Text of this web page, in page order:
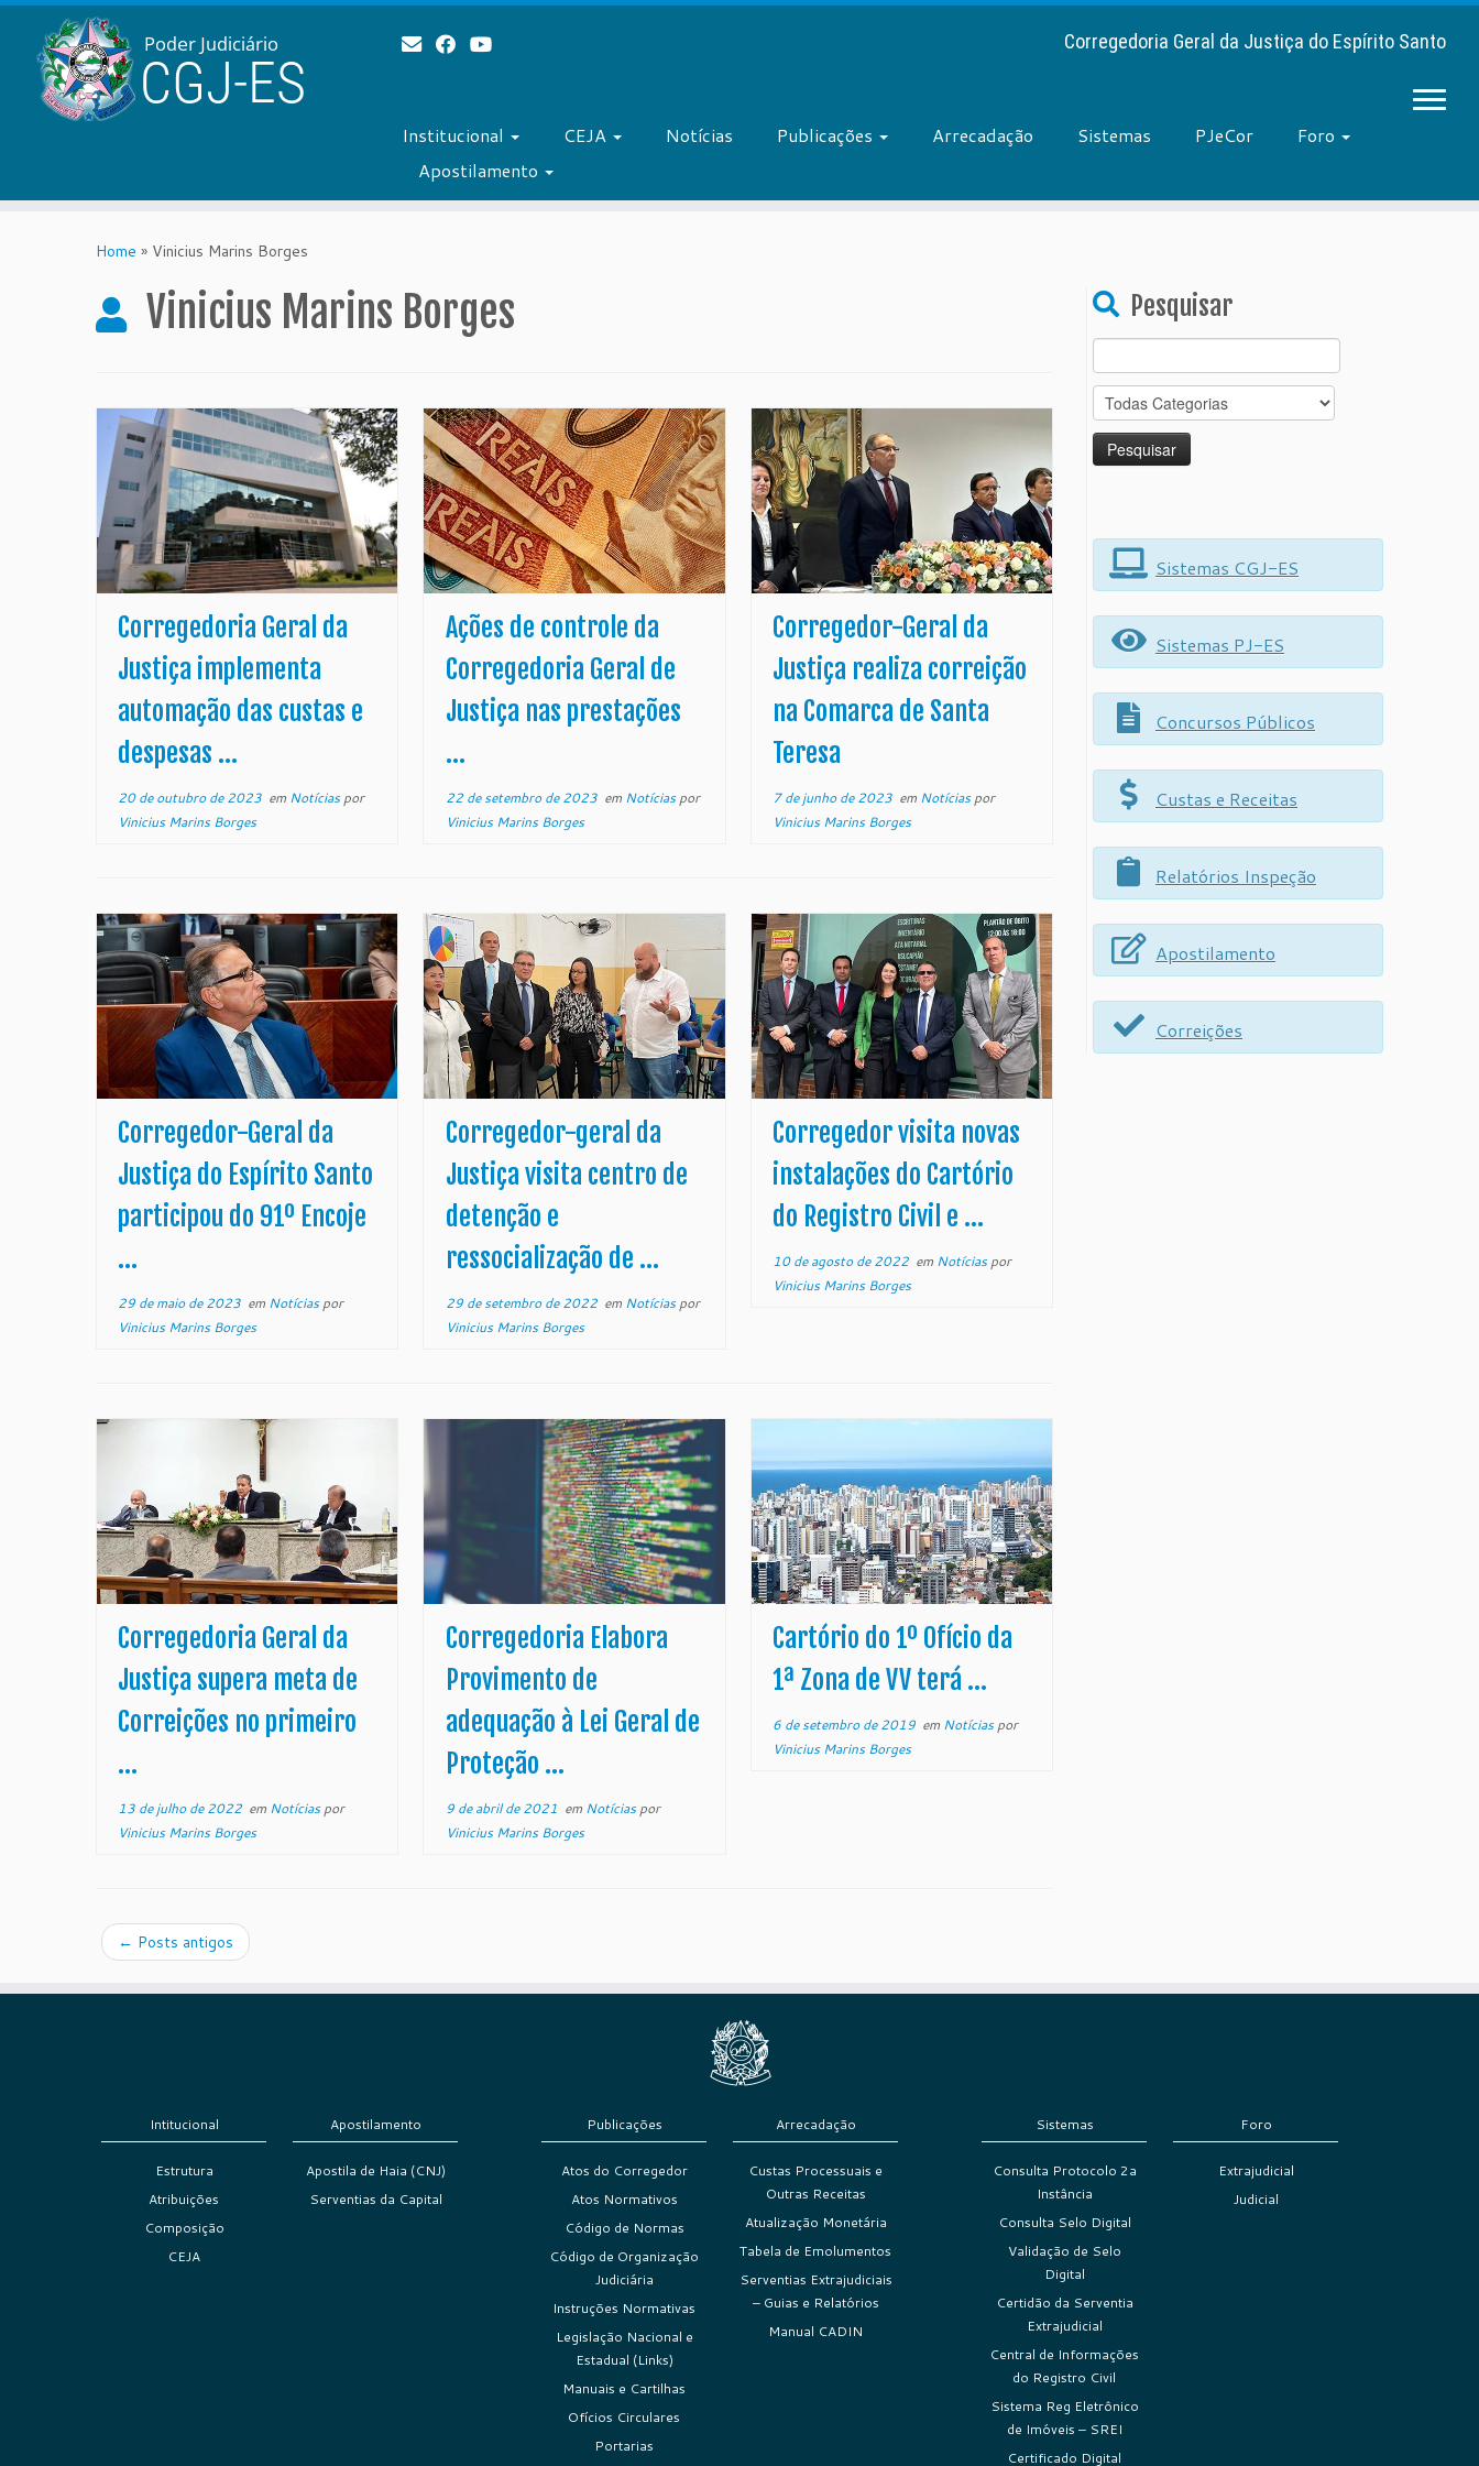
Corregedoria Geral da Justiça do Espírito Santo
Institucional CEJA Notícias Publicações Arrecadação Sistemas PJeCor
Foro
Apostilamento
Home » Vinicius Marins Borges
Vinicius Marins Borges
Corregedoria Geral da
Justiça implementa
automação das custas e
despesas ...
20 de outubro de 2023 em Notíciaspor
Vinicius Marins Borges
Ações de controle da
Corregedoria Geral de
Justiça nas prestações
...
22 de setembro de 2023em Notíciaspor
Vinicius Marins Borges
Corregedor-Geral da
Justiça realiza correição
na Comarca de Santa
Teresa
7 de junho de 2023em Notíciaspor
Vinicius Marins Borges
Corregedor-Geral da
Justiça do Espírito Santo
participou do 91º Encoje
...
29 de maio de 2023 em Notíciaspor
Vinicius Marins Borges
Corregedor-geral da
Justiça visita centro de
detenção e
ressocialização de ...
29 de setembro de 2022em Notíciaspor
Vinicius Marins Borges
Corregedor visita novas
instalações do Cartório
do Registro Civil e ...
10 de agosto de 2022em Notíciaspor
Vinicius Marins Borges
Corregedoria Geral da
Justiça supera meta de
Correições no primeiro
...
13 de julho de 2022 em Notíciaspor
Vinicius Marins Borges
Corregedoria Elabora
Provimento de
adequação à Lei Geral de
Proteção ...
9 de abril de 2021 em Notíciaspor
Vinicius Marins Borges
Cartório do 1º Ofício da
1ª Zona de VV terá ...
6 de setembro de 2019em Notíciaspor
Vinicius Marins Borges
← Posts antigos
Pesquisar
for:
Sistemas CGJ-ES
Sistemas PJ-ES
Concursos Públicos
Custas e Receitas
Relatórios Inspeção
Apostilamento
Correições
Intitucional
Estrutura
Atribuições
Composição
CEJA
Apostilamento
Apostila de Haia (CNJ)
Serventias da Capital
Publicações
Atos do Corregedor
Atos Normativos
Código de Normas
Código de Organização
Judiciária
Instruções Normativas
Legislação Nacional e
Estadual (Links)
Manuais e Cartilhas
Ofícios Circulares
Portarias
Arrecadação
Custas Processuais e
Outras Receitas
Atualização Monetária
Tabela de Emolumentos
Serventias Extrajudiciais
– Guias e Relatórios
Manual CADIN
Sistemas
Consulta Protocolo 2a
Instância
Consulta Selo Digital
Validação de Selo
Digital
Certidão da Serventia
Extrajudicial
Central de Informações
do Registro Civil
Sistema Reg Eletrônico
de Imóveis – SREI
Certificado Digital
Foro
Extrajudicial
Judicial